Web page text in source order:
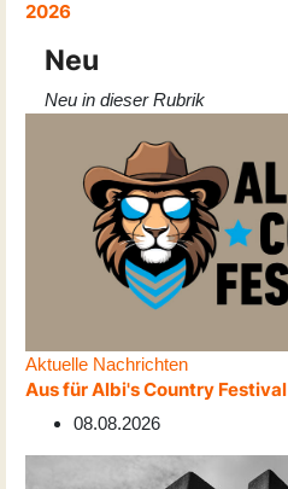
2026
Neu
Neu in dieser Rubrik
Aktuelle Nachrichten
Aus für Albi's Country Festival
08.08.2026